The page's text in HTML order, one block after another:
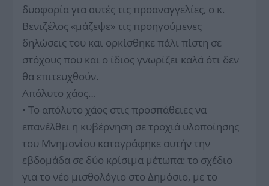
δυσφορία για αυτές τις προαναγγελίες, ο κ.
Βενιζέλος «μάζεψε» τις προηγούμενες
δηλώσεις του και ορκίσθηκε πάλι πίστη σε
στόχους που και ο ίδιος γνωρίζει καλά ότι δεν
θα επιτευχθούν.
Απόλυτο χάος…
• Το απόλυτο χάος στις προσπάθειες να
επανέλθει η κυβέρνηση σε τροχιά υλοποίησης
του Μνημονίου καταγράφηκε αυτήν την
εβδομάδα σε δύο κρίσιμα μέτωπα: το σχέδιο
για το νέο μισθολόγιο στο Δημόσιο, με το